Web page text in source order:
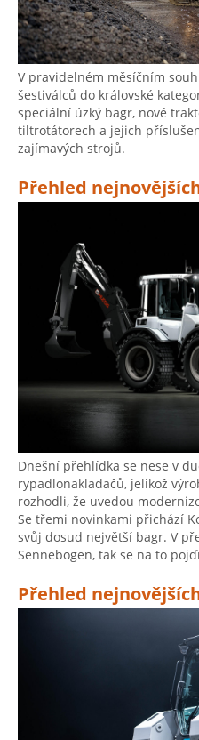
V pravidelném měsíčním
šestiválců do královské
speciální úzký bagr, nové
tiltrotátorech a jejich
zajímavých strojů.
Přehled
Dnešní přehlídka se nese v
rypadlonakladačů, jelikož
rozhodli, že uvedou
Se třemi novinkami přichází
svůj dosud největší bagr. V
Sennebogen, tak se na to
Přehled